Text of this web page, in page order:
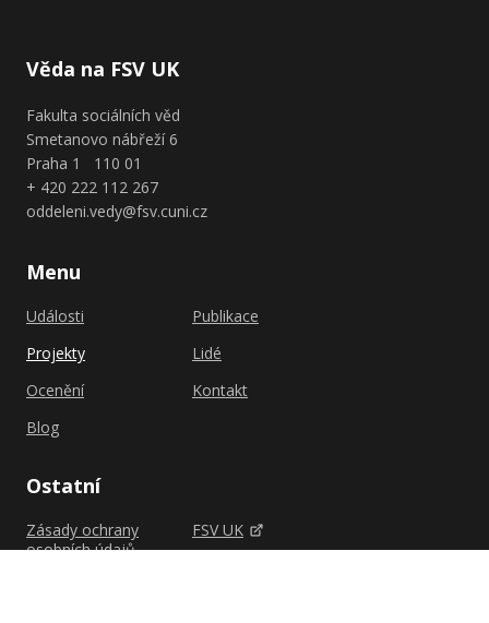
Věda na FSV UK
Fakulta sociálních věd
Smetanovo nábřeží 6
Praha 1 110 01
+ 420 222 112 267
oddeleni.vedy@fsv.cuni.cz
Menu
Události
Projekty
Ocenění
Blog
Publikace
Lidé
Kontakt
Ostatní
Zásady ochrany
osobních údajů
FSV UK